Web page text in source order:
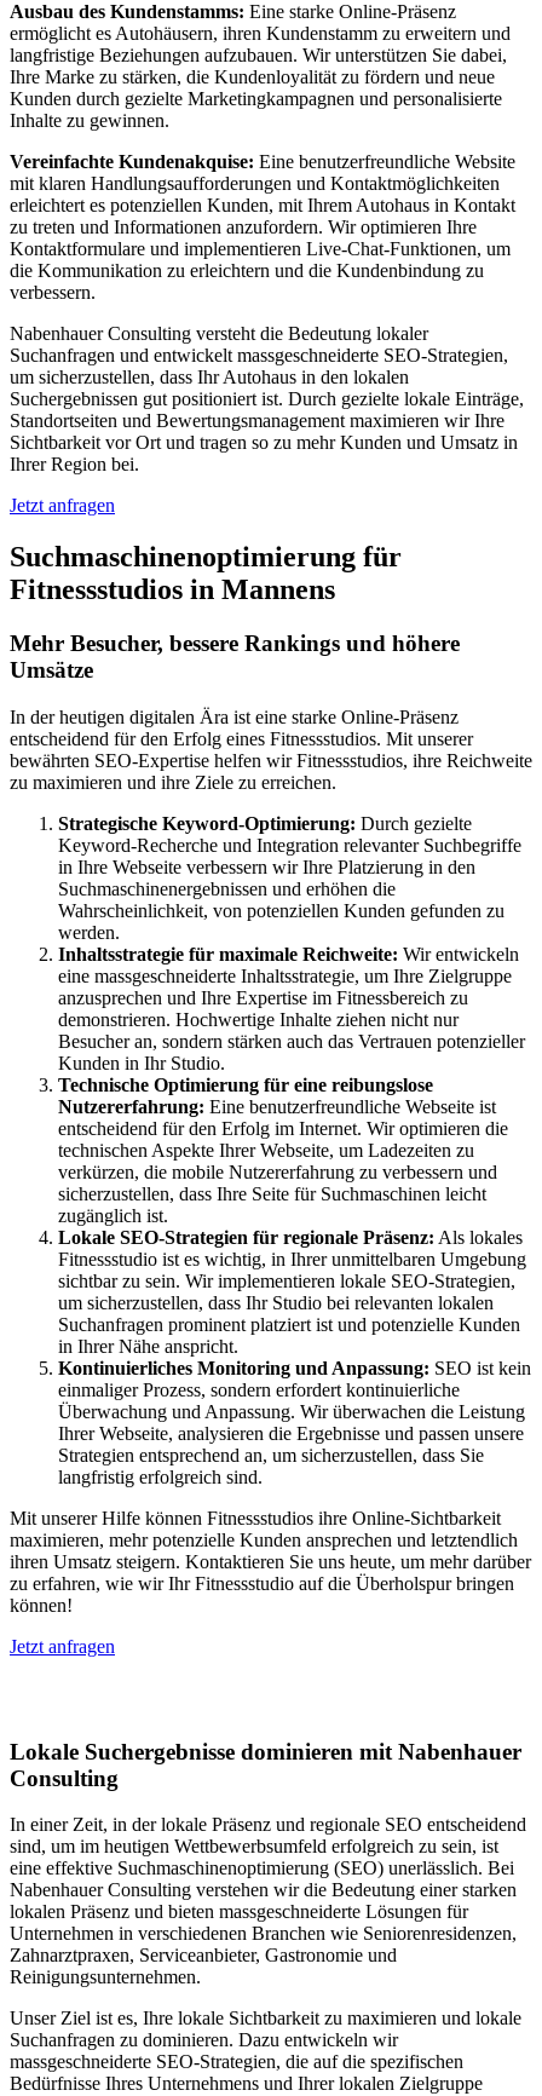
Ausbau des Kundenstamms: Eine starke Online-Präsenz
ermöglicht es Autohäusern, ihren Kundenstamm zu erweitern und
langfristige Beziehungen aufzubauen. Wir unterstützen Sie dabei,
Ihre Marke zu stärken, die Kundenloyalität zu fördern und neue
Kunden durch gezielte Marketingkampagnen und personalisierte
Inhalte zu gewinnen.
Vereinfachte Kundenakquise: Eine benutzerfreundliche Website
mit klaren Handlungsaufforderungen und Kontaktmöglichkeiten
erleichtert es potenziellen Kunden, mit Ihrem Autohaus in Kontakt
zu treten und Informationen anzufordern. Wir optimieren Ihre
Kontaktformulare und implementieren Live-Chat-Funktionen, um
die Kommunikation zu erleichtern und die Kundenbindung zu
verbessern.
Nabenhauer Consulting versteht die Bedeutung lokaler
Suchanfragen und entwickelt massgeschneiderte SEO-Strategien,
um sicherzustellen, dass Ihr Autohaus in den lokalen
Suchergebnissen gut positioniert ist. Durch gezielte lokale Einträge,
Standortseiten und Bewertungsmanagement maximieren wir Ihre
Sichtbarkeit vor Ort und tragen so zu mehr Kunden und Umsatz in
Ihrer Region bei.
Jetzt anfragen
Suchmaschinenoptimierung für
Fitnessstudios in Mannens
Mehr Besucher, bessere Rankings und höhere
Umsätze
In der heutigen digitalen Ära ist eine starke Online-Präsenz
entscheidend für den Erfolg eines Fitnessstudios. Mit unserer
bewährten SEO-Expertise helfen wir Fitnessstudios, ihre Reichweite
zu maximieren und ihre Ziele zu erreichen.
Strategische Keyword-Optimierung: Durch gezielte
Keyword-Recherche und Integration relevanter Suchbegriffe
in Ihre Webseite verbessern wir Ihre Platzierung in den
Suchmaschinenergebnissen und erhöhen die
Wahrscheinlichkeit, von potenziellen Kunden gefunden zu
werden.
Inhaltsstrategie für maximale Reichweite: Wir entwickeln
eine massgeschneiderte Inhaltsstrategie, um Ihre Zielgruppe
anzusprechen und Ihre Expertise im Fitnessbereich zu
demonstrieren. Hochwertige Inhalte ziehen nicht nur
Besucher an, sondern stärken auch das Vertrauen potenzieller
Kunden in Ihr Studio.
Technische Optimierung für eine reibungslose
Nutzererfahrung: Eine benutzerfreundliche Webseite ist
entscheidend für den Erfolg im Internet. Wir optimieren die
technischen Aspekte Ihrer Webseite, um Ladezeiten zu
verkürzen, die mobile Nutzererfahrung zu verbessern und
sicherzustellen, dass Ihre Seite für Suchmaschinen leicht
zugänglich ist.
Lokale SEO-Strategien für regionale Präsenz: Als lokales
Fitnessstudio ist es wichtig, in Ihrer unmittelbaren Umgebung
sichtbar zu sein. Wir implementieren lokale SEO-Strategien,
um sicherzustellen, dass Ihr Studio bei relevanten lokalen
Suchanfragen prominent platziert ist und potenzielle Kunden
in Ihrer Nähe anspricht.
Kontinuierliches Monitoring und Anpassung: SEO ist kein
einmaliger Prozess, sondern erfordert kontinuierliche
Überwachung und Anpassung. Wir überwachen die Leistung
Ihrer Webseite, analysieren die Ergebnisse und passen unsere
Strategien entsprechend an, um sicherzustellen, dass Sie
langfristig erfolgreich sind.
Mit unserer Hilfe können Fitnessstudios ihre Online-Sichtbarkeit
maximieren, mehr potenzielle Kunden ansprechen und letztendlich
ihren Umsatz steigern. Kontaktieren Sie uns heute, um mehr darüber
zu erfahren, wie wir Ihr Fitnessstudio auf die Überholspur bringen
können!
Jetzt anfragen
Lokale Suchergebnisse dominieren mit Nabenhauer
Consulting
In einer Zeit, in der lokale Präsenz und regionale SEO entscheidend
sind, um im heutigen Wettbewerbsumfeld erfolgreich zu sein, ist
eine effektive Suchmaschinenoptimierung (SEO) unerlässlich. Bei
Nabenhauer Consulting verstehen wir die Bedeutung einer starken
lokalen Präsenz und bieten massgeschneiderte Lösungen für
Unternehmen in verschiedenen Branchen wie Seniorenresidenzen,
Zahnarztpraxen, Serviceanbieter, Gastronomie und
Reinigungsunternehmen.
Unser Ziel ist es, Ihre lokale Sichtbarkeit zu maximieren und lokale
Suchanfragen zu dominieren. Dazu entwickeln wir
massgeschneiderte SEO-Strategien, die auf die spezifischen
Bedürfnisse Ihres Unternehmens und Ihrer lokalen Zielgruppe